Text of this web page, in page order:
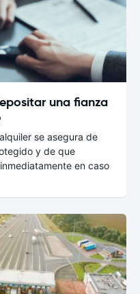
una fianza
se asegura de
y de que
en caso